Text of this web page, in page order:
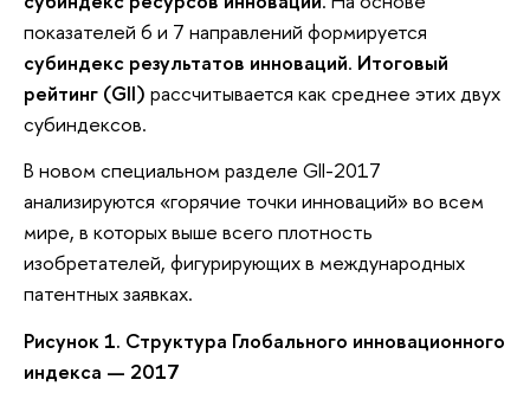
показателей 6 и 7 направлений формируется
субиндекс результатов инноваций. Итоговый
рейтинг (GII) рассчитывается как среднее этих двух
субиндексов.
В новом специальном разделе GII-2017
анализируются «горячие точки инноваций» во всем
мире, в которых выше всего плотность
изобретателей, фигурирующих в международных
патентных заявках.
Рисунок 1. Структура Глобального инновационного
индекса — 2017